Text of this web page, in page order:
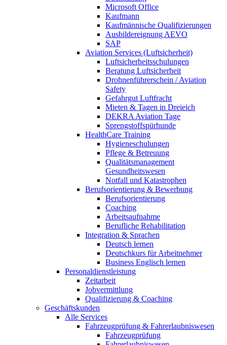
Microsoft Office
Kaufmann
Kaufmännische Qualifizierungen
Ausbildereignung AEVO
SAP
Aviation Services (Luftsicherheit)
Luftsicherheitsschulungen
Beratung Luftsicherheit
Drohnenführerschein / Aviation
Safety
Gefahrgut Luftfracht
Mieten & Tagen in Dreieich
DEKRA Aviation Tage
Sprengstoffspürhunde
HealthCare Training
Hygieneschulungen
Pflege & Betreuung
Qualitätsmanagement
Gesundheitswesen
Notfall und Katastrophen
Berufsorientierung & Bewerbung
Berufsorientierung
Coaching
Arbeitsaufnahme
Berufliche Rehabilitation
Integration & Sprachen
Deutsch lernen
Deutschkurs für Arbeitnehmer
Business Englisch lernen
Personaldienstleistung
Zeitarbeit
Jobvermittlung
Qualifizierung & Coaching
Geschäftskunden
Alle Services
Fahrzeugprüfung & Fahrerlaubniswesen
Fahrzeugprüfung